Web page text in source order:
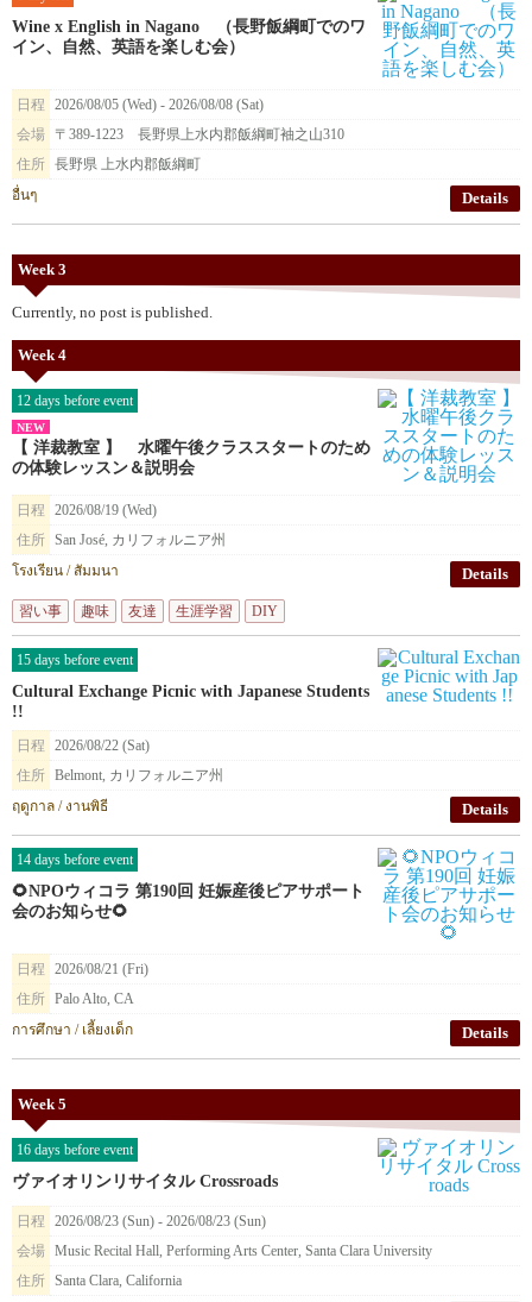
Wine x English in Nagano （長野飯綱町でのワ
イン、自然、英語を楽しむ会）
日程
2026/08/05 (Wed) - 2026/08/08 (Sat)
会場
〒389-1223 長野県上水内郡飯綱町袖之山310
住所 長野県 上水内郡飯綱町
อื่นๆ
Details
Week 3
Currently, no post is published.
Week 4
12 days before event
NEW
【 洋裁教室 】 水曜午後クラススタートのため
の体験レッスン＆説明会
日程
2026/08/19 (Wed)
住所 San José, カリフォルニア州
โรงเรียน / สัมมนา
Details
習い事 趣味 友達 生涯学習 DIY
15 days before event
Cultural Exchange Picnic with Japanese Students
!!
日程
2026/08/22 (Sat)
住所 Belmont, カリフォルニア州
ฤดูกาล / งานพิธี
Details
14 days before event
🌻NPOウィコラ 第190回 妊娠産後ピアサポート
会のお知らせ🌻
日程
2026/08/21 (Fri)
住所 Palo Alto, CA
การศึกษา / เลี้ยงเด็ก
Details
Week 5
16 days before event
ヴァイオリンリサイタル Crossroads
日程
2026/08/23 (Sun) - 2026/08/23 (Sun)
会場 Music Recital Hall, Performing Arts Center, Santa Clara University
住所 Santa Clara, California